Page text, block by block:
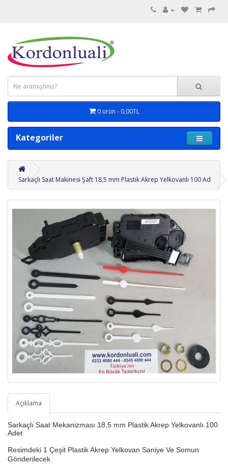
0 ürün - 0,00TL
Kategoriler
Sarkaçlı Saat Makinesi Şaft 18,5 mm Plastik Akrep Yelkovanlı 100 Ad
Açıklama
Sarkaçlı Saat Mekanizması 18,5 mm Plastik Akrep Yelkovanlı 100
Adet
Resimdeki 1 Çeşit Plastik Akrep Yelkovan Saniye Ve Somun
Gönderilecek